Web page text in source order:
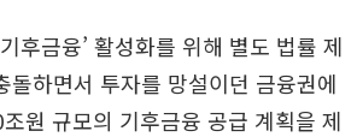
후금융’ 활성화를 위해 별도 법률 제
하면서 투자를 망설이던 금융권에
원 규모의 기후금융 공급 계획을 제